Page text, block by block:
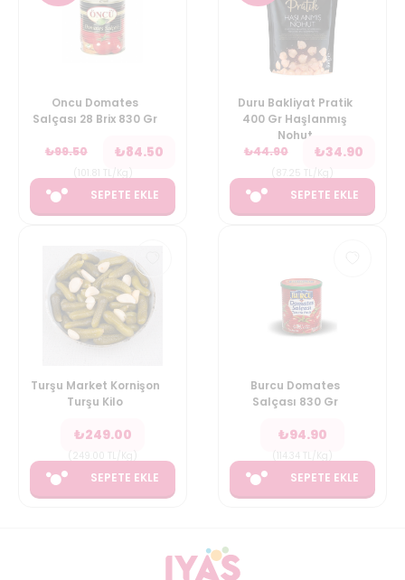
Oncu Domates
Salçası 28 Brix 830 Gr
₺99.50 ₺84.50
SEPETE EKLE
Duru Bakliyat Pratik
400 Gr Haşlanmış
Nohut
₺44.90 ₺34.90
SEPETE EKLE
Turşu Market Kornişon
Turşu Kilo
₺249.00
SEPETE EKLE
Burcu Domates
Salçası 830 Gr
₺94.90
SEPETE EKLE